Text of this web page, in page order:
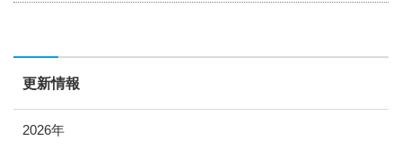
更新情報
2026年